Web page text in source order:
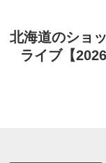
北海道のショ
ライブ【